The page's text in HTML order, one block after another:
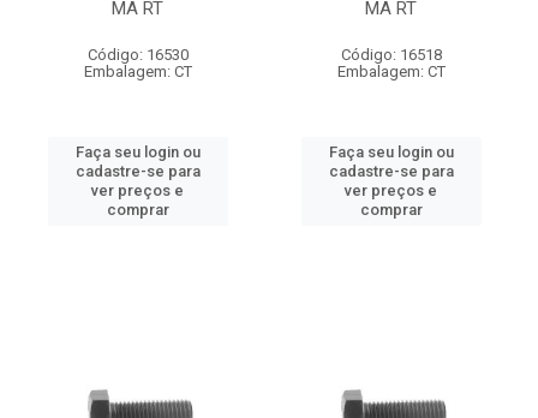
MA RT
Código: 16530
Embalagem: CT
Faça seu login ou
cadastre-se para
ver preços e
comprar
MA RT
Código: 16518
Embalagem: CT
Faça seu login ou
cadastre-se para
ver preços e
comprar